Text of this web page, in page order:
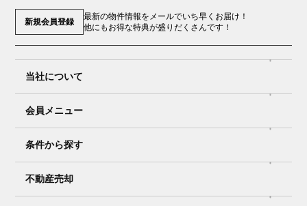
新規会員登録
最新の物件情報をメールでいち早くお届け！
他にもお得な特典が盛りだくさんです！
当社について
会員メニュー
条件から探す
不動産売却